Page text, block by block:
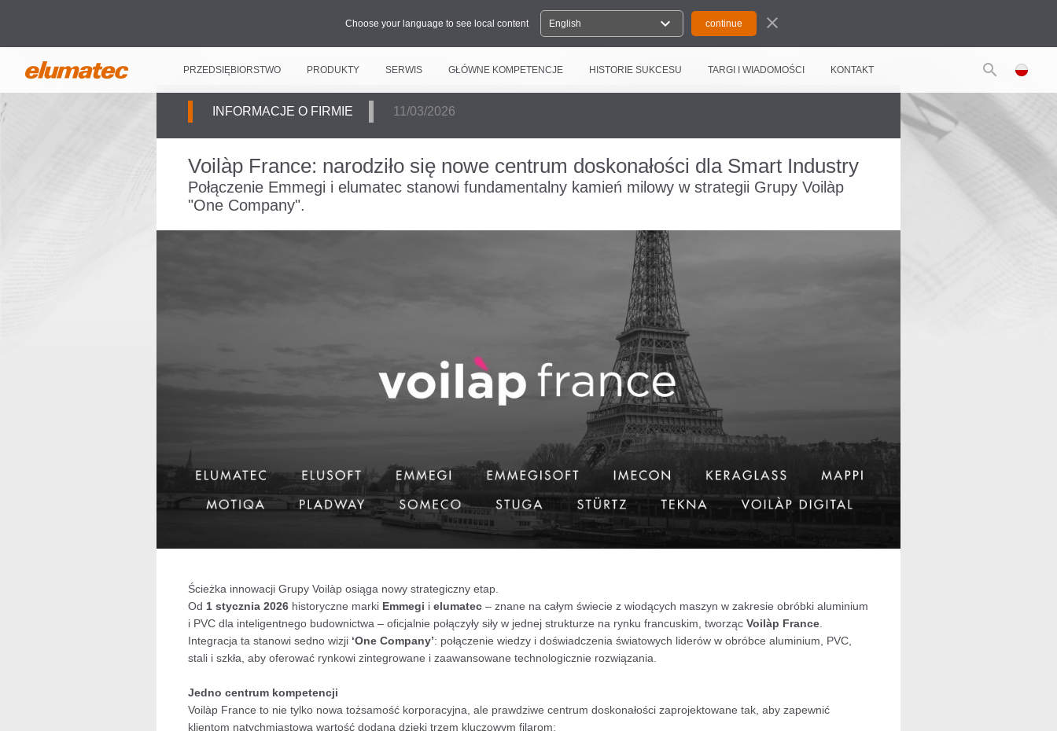
Choose your language to see local content English expand_more close
PRZEDSIĘBIORSTWO PRODUKTY SERWIS GŁÓWNE KOMPETENCJE HISTORIE SUKCESU TARGI I WIADOMOŚCI KONTAKT search
INFORMACJE O FIRMIE 11/03/2026
Voilàp France: narodziło się nowe centrum doskonałości dla Smart Industry
Połączenie Emmegi i elumatec stanowi fundamentalny kamień milowy w strategii Grupy Voilàp
"One Company".
Ścieżka innowacji Grupy Voilàp osiąga nowy strategiczny etap.
Od 1 stycznia 2026 historyczne marki Emmegi i elumatec – znane na całym świecie z wiodących maszyn w zakresie obróbki aluminium
i PVC dla inteligentnego budownictwa – oficjalnie połączyły siły w jednej strukturze na rynku francuskim, tworząc Voilàp France.
Integracja ta stanowi sedno wizji ‘One Company’: połączenie wiedzy i doświadczenia światowych liderów w obróbce aluminium, PVC,
stali i szkła, aby oferować rynkowi zintegrowane i zaawansowane technologicznie rozwiązania.
Jedno centrum kompetencji
Voilàp France to nie tylko nowa tożsamość korporacyjna, ale prawdziwe centrum doskonałości zaprojektowane tak, aby zapewnić
klientom natychmiastową wartość dodaną dzięki trzem kluczowym filarom: